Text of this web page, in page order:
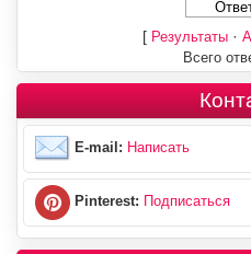
[ Результаты·
Всего
E-mail: Написать
Pinterest: Подписаться